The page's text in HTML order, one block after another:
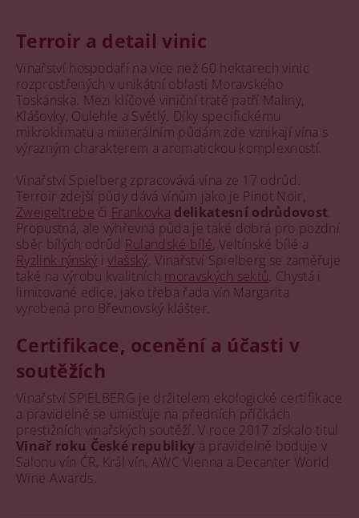
Terroir a detail vinic
Vinařství hospodaří na více než 60 hektarech vinic
rozprostřených v unikátní oblasti Moravského
Toskánska. Mezi klíčové viniční tratě patří Maliny,
Klášovky, Oulehle a Světlý. Díky specifickému
mikroklimatu a minerálním půdám zde vznikají vína s
výrazným charakterem a aromatickou komplexností.
Vinařství Spielberg zpracovává vína ze 17 odrůd.
Terroir zdejší půdy dává vínům jako je Pinot Noir,
Zweigeltrebe či Frankovka delikatesní odrůdovost
Propustná, ale výhřevná půda je také dobrá pro pozdní
sběr bílých odrůd Rulandské bílé, Veltínské bílé a
Ryzlink rýnský ivlašský . Vinařství Spielberg se zaměřuje
také na výrobu kvalitních moravských sektů . Chystá i
limitované edice, jako třeba řada vín Margarita
vyrobená pro Břevnovský klášter.
Certifikace, ocenění a účasti v
soutěžích
Vinařství SPIELBERG je držitelem ekologické certifikace
a pravidelně se umisťuje na předních příčkách
prestižních vinařských soutěží. V roce 2017 získalo titul
Vinař roku České republiky a pravidelně boduje v
Salonu vín ČR, Král vín, AWC Vienna a Decanter World
Wine Awards.